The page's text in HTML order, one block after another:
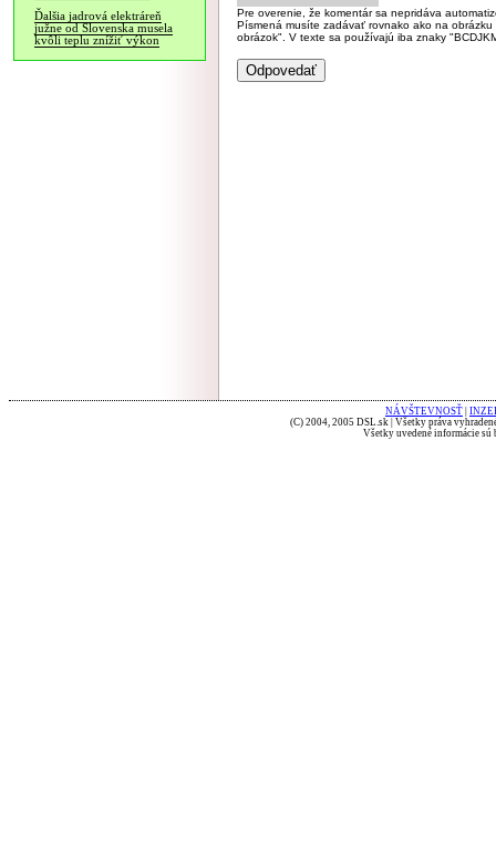
Ďalšia jadrová elektráreň
južne od Slovenska musela
kvôli teplu znížiť výkon
Pre overenie, že komentár sa nepridáva
Písmená musíte zadávať rovnako ako na
obrázok". V texte sa používajú iba znaky
NÁVŠTEVNOSŤ
(C) 2004, 2005 DSL.sk | Všetky práva
Všetky uvedené informácie sú